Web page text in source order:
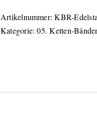
Artikelnummer:KBR-
Kategorie:05. Ketten-